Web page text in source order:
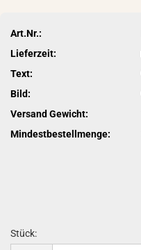
Art.Nr.:
Lieferzeit:
Text:
Bild:
Versand Gewicht:
Mindestbestellmenge:
Stück: